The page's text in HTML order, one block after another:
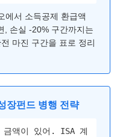
서 소득공제 환급액
, 손실 -20% 구간까지는
마진 구간을 표로 정리
장펀드 병행 전략
금액이 있어. ISA 계